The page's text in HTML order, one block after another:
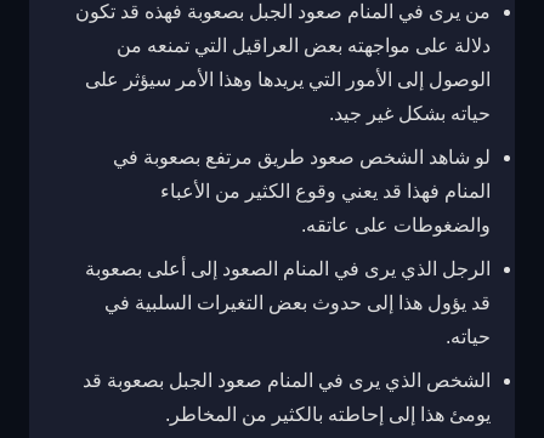
من يرى في المنام صعود الجبل بصعوبة فهذه قد تكون
دلالة على مواجهته بعض العراقيل التي تمنعه من
الوصول إلى الأمور التي يريدها وهذا الأمر سيؤثر على
حياته بشكل غير جيد.
لو شاهد الشخص صعود طريق مرتفع بصعوبة في
المنام فهذا قد يعني وقوع الكثير من الأعباء
والضغوطات على عاتقه.
الرجل الذي يرى في المنام الصعود إلى أعلى بصعوبة
قد يؤول هذا إلى حدوث بعض التغيرات السلبية في
حياته.
الشخص الذي يرى في المنام صعود الجبل بصعوبة قد
يومئ هذا إلى إحاطته بالكثير من المخاطر.